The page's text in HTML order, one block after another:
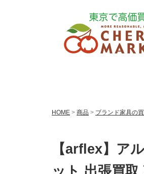
HOME > 商品 > ブランド家具の
【arflex】ア
ット 出張買